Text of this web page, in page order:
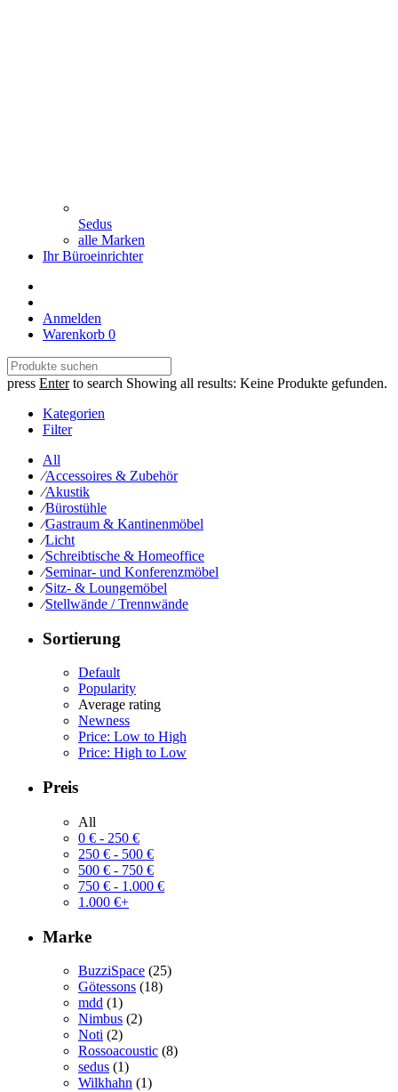
Sedus
alle Marken
Ihr Büroeinrichter
Anmelden
Warenkorb 0
press Enterto search Showing all results: Keine Produkte gefunden.
Kategorien
Filter
All
⁄Accessoires & Zubehör
⁄Akustik
⁄Bürostühle
⁄Gastraum & Kantinenmöbel
⁄Licht
⁄Schreibtische & Homeoffice
⁄Seminar- und Konferenzmöbel
⁄Sitz- & Loungemöbel
⁄Stellwände / Trennwände
Sortierung
Default
Popularity
Average rating
Newness
Price: Low to High
Price: High to Low
Preis
All
0 € - 250 €
250 € - 500 €
500 € - 750 €
750 € - 1.000 €
1.000 €+
Marke
BuzziSpace (25)
Götessons (18)
mdd (1)
Nimbus (2)
Noti (2)
Rossoacoustic (8)
sedus (1)
Wilkhahn (1)